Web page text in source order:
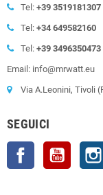
Tel: +39 3519181307
Tel: +34 649582160
Tel: +39
Email: info@mrwatt.eu
Via A.Leonini, Tivoli
SEGUICI
Facebook YouTube